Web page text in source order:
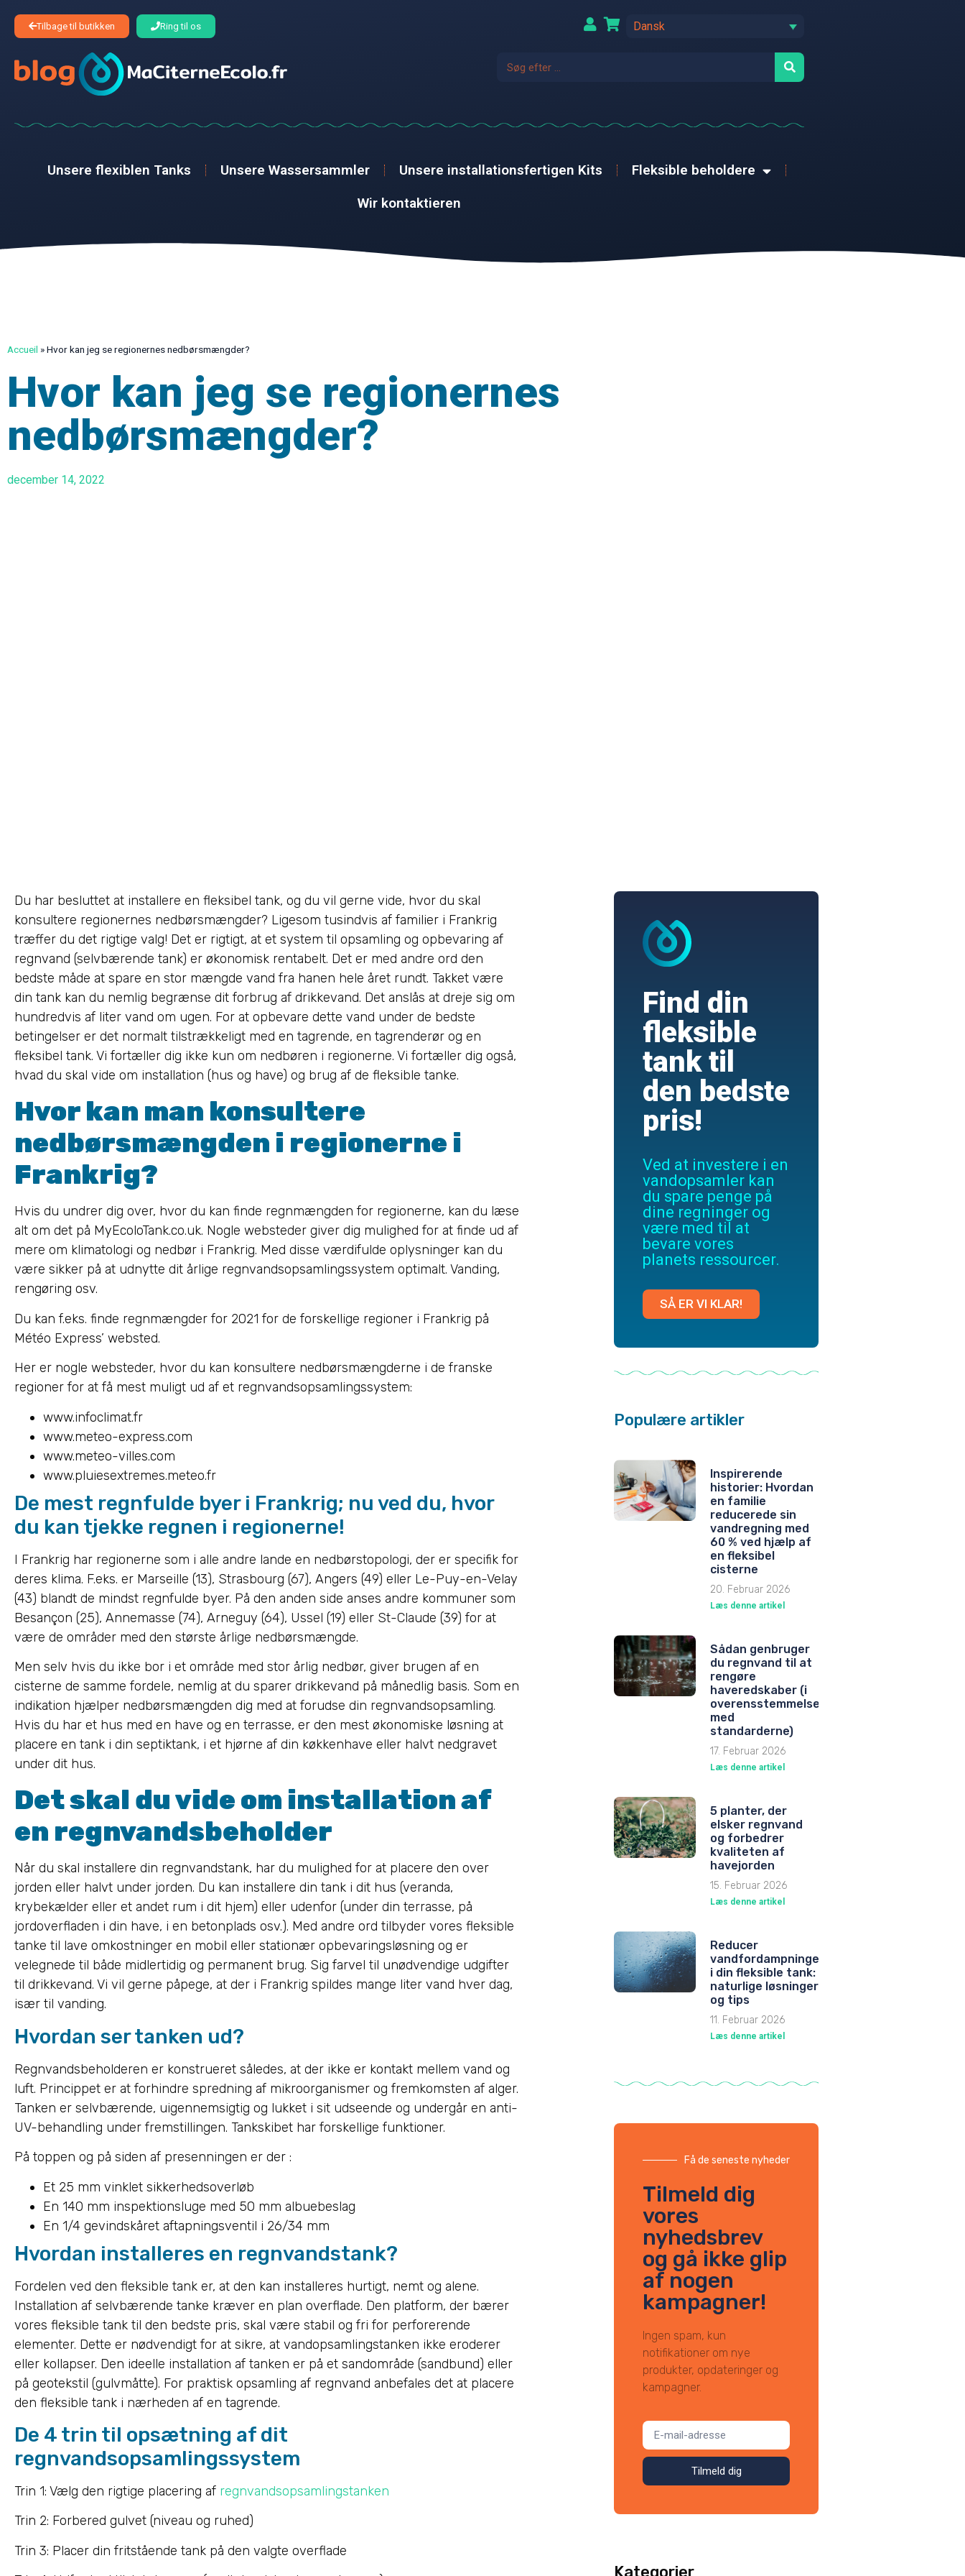
Tilbage til butikken Ring til os Dansk
Unsere flexiblen Tanks Unsere Wassersammler Unsere installationsfertigen Kits
Fleksible beholdere
Wir kontaktieren
Accueil »Hvor kan jeg se regionernes nedbørsmængder?
Hvor kan jeg se regionernes
nedbørsmængder?
december 14, 2022
Du har besluttet at installere en fleksibel tank, og du vil gerne vide, hvor du skal
konsultere regionernes nedbørsmængder? Ligesom tusindvis af familier i Frankrig
træffer du det rigtige valg! Det er rigtigt, at et system til opsamling og opbevaring af
regnvand (selvbærende tank) er økonomisk rentabelt. Det er med andre ord den
bedste måde at spare en stor mængde vand fra hanen hele året rundt. Takket være
din tank kan du nemlig begrænse dit forbrug af drikkevand. Det anslås at dreje sig om
hundredvis af liter vand om ugen. For at opbevare dette vand under de bedste
betingelser er det normalt tilstrækkeligt med en tagrende, en tagrenderør og en
fleksibel tank. Vi fortæller dig ikke kun om nedbøren i regionerne. Vi fortæller dig også,
hvad du skal vide om installation (hus og have) og brug af de fleksible tanke.
Hvor kan man konsultere
nedbørsmængden i regionerne i
Frankrig?
Hvis du undrer dig over, hvor du kan finde regnmængden for regionerne, kan du læse
alt om det på MyEcoloTank.co.uk. Nogle websteder giver dig mulighed for at finde ud af
mere om klimatologi og nedbør i Frankrig. Med disse værdifulde oplysninger kan du
være sikker på at udnytte dit årlige regnvandsopsamlingssystem optimalt. Vanding,
rengøring osv.
Du kan f.eks. finde regnmængder for 2021 for de forskellige regioner i Frankrig på
Météo Express’ websted.
Her er nogle websteder, hvor du kan konsultere nedbørsmængderne i de franske
regioner for at få mest muligt ud af et regnvandsopsamlingssystem:
www.infoclimat.fr
www.meteo-express.com
www.meteo-villes.com
www.pluiesextremes.meteo.fr
De mest regnfulde byer i Frankrig; nu ved du, hvor
du kan tjekke regnen i regionerne!
I Frankrig har regionerne som i alle andre lande en nedbørstopologi, der er specifik for
deres klima. F.eks. er Marseille (13), Strasbourg (67), Angers (49) eller Le-Puy-en-Velay
(43) blandt de mindst regnfulde byer. På den anden side anses andre kommuner som
Besançon (25), Annemasse (74), Arneguy (64), Ussel (19) eller St-Claude (39) for at
være de områder med den største årlige nedbørsmængde.
Men selv hvis du ikke bor i et område med stor årlig nedbør, giver brugen af en
cisterne de samme fordele, nemlig at du sparer drikkevand på månedlig basis. Som en
indikation hjælper nedbørsmængden dig med at forudse din regnvandsopsamling.
Hvis du har et hus med en have og en terrasse, er den mest økonomiske løsning at
placere en tank i din septiktank, i et hjørne af din køkkenhave eller halvt nedgravet
under dit hus.
Det skal du vide om installation af
en regnvandsbeholder
Når du skal installere din regnvandstank, har du mulighed for at placere den over
jorden eller halvt under jorden. Du kan installere din tank i dit hus (veranda,
krybekælder eller et andet rum i dit hjem) eller udenfor (under din terrasse, på
jordoverfladen i din have, i en betonplads osv.). Med andre ord tilbyder vores fleksible
tanke til lave omkostninger en mobil eller stationær opbevaringsløsning og er
velegnede til både midlertidig og permanent brug. Sig farvel til unødvendige udgifter
til drikkevand. Vi vil gerne påpege, at der i Frankrig spildes mange liter vand hver dag,
især til vanding.
Hvordan ser tanken ud?
Regnvandsbeholderen er konstrueret således, at der ikke er kontakt mellem vand og
luft. Princippet er at forhindre spredning af mikroorganismer og fremkomsten af alger.
Tanken er selvbærende, uigennemsigtig og lukket i sit udseende og undergår en anti-
UV-behandling under fremstillingen. Tankskibet har forskellige funktioner.
På toppen og på siden af presenningen er der :
Et 25 mm vinklet sikkerhedsoverløb
En 140 mm inspektionsluge med 50 mm albuebeslag
En 1/4 gevindskåret aftapningsventil i 26/34 mm
Hvordan installeres en regnvandstank?
Fordelen ved den fleksible tank er, at den kan installeres hurtigt, nemt og alene.
Installation af selvbærende tanke kræver en plan overflade. Den platform, der bærer
vores fleksible tank til den bedste pris, skal være stabil og fri for perforerende
elementer. Dette er nødvendigt for at sikre, at vandopsamlingstanken ikke eroderer
eller kollapser. Den ideelle installation af tanken er på et sandområde (sandbund) eller
på geotekstil (gulvmåtte). For praktisk opsamling af regnvand anbefales det at placere
den fleksible tank i nærheden af en tagrende.
De 4 trin til opsætning af dit
regnvandsopsamlingssystem
Trin 1: Vælg den rigtige placering af regnvandsopsamlingstanken
Trin 2: Forbered gulvet (niveau og ruhed)
Trin 3: Placer din fritstående tank på den valgte overflade
Find din
fleksible
tank til
den bedste
pris!
Ved at investere i en
vandopsamler kan
du spare penge på
dine regninger og
være med til at
bevare vores
planets ressourcer.
SÅ ER VI KLAR!
Populære artikler
Inspirerende
historier: Hvordan
en familie
reducerede sin
vandregning med
60 % ved hjælp af
en fleksibel
cisterne
20. Februar 2026
Læs denne artikel
Sådan genbruger
du regnvand til at
rengøre
haveredskaber (i
overensstemmelse
med
standarderne)
17. Februar 2026
Læs denne artikel
5 planter, der
elsker regnvand
og forbedrer
kvaliteten af
havejorden
15. Februar 2026
Læs denne artikel
Reducer
vandfordampningen
i din fleksible tank:
naturlige løsninger
og tips
11. Februar 2026
Læs denne artikel
Få de seneste nyheder
Tilmeld dig
vores
nyhedsbrev
og gå ikke glip
af nogen
kampagner!
Ingen spam, kun
notifikationer om nye
produkter, opdateringer og
kampagner.
Tilmeld dig